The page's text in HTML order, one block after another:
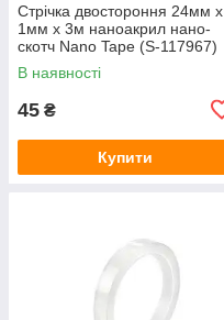
Стрічка двостороння 24мм x
1мм x 3м наноакрил нано-
скотч Nano Tape (S-117967)
В наявності
45 ₴
Купити